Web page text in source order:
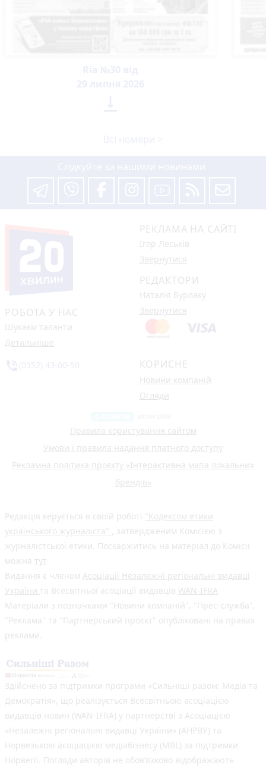
РОБОТА У НАС
Шукаєм таланти
Детальніше
РЕКЛАМА НА САЙТІ
Ігор Леськів
Звернутися
РЕДАКТОРИ
Наталія Бурлаку
Звернутися
КОРИСНЕ
Новини компаній
Огляди
Правила користування сайтом
Умови і правила надання платного доступу
Рекламна політика проєкту «Інтерактивна мапа локальних
брендів»
Редакція керується в своїй роботі "Кодексом етики
українського журналіста" , затвердженим Комісією з
журналістської етики. Поскаржитись на матеріал до Комісії
можна тут
Видання є членом Асоціації Незалежні регіональні видавці
України та Всесвітньої асоціації видавців WAN-IFRA
Матеріали з позначками "Новини компаній", "Прес-служба",
"Реклама" та "Партнерський проєкт" опубліковані на правах
реклами.
Здійснено за підтримки програми «Сильніші разом: Медіа та
Демократія», що реалізується Всесвітньою асоціацією
видавців новин (WAN-IFRA) у партнерстві з Асоціацією
«Незалежні регіональні видавці України» (АНРВУ) та
Норвезькою асоціацією медіабізнесу (MBL) за підтримки
Норвегії. Погляди авторів не обов’язково відображають